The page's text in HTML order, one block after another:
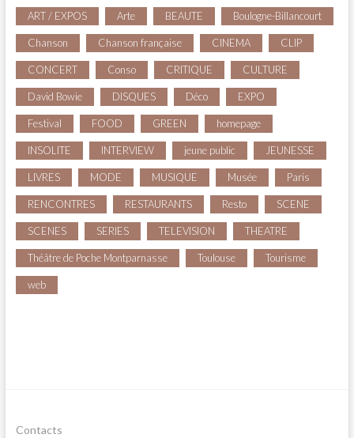
ART / EXPOS Arte BEAUTE Boulogne-Billancourt
Chanson Chanson française CINEMA CLIP
CONCERT Conso CRITIQUE CULTURE
David Bowie DISQUES Déco EXPO
Festival FOOD GREEN homepage
INSOLITE INTERVIEW jeune public JEUNESSE
LIVRES MODE MUSIQUE Musée Paris
RENCONTRES RESTAURANTS Resto SCENE
SCENES SERIES TELEVISION THEATRE
Théâtre de Poche Montparnasse Toulouse Tourisme
web
Contacts